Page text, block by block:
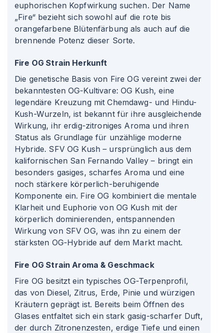
euphorischen Kopfwirkung suchen. Der Name
„Fire“ bezieht sich sowohl auf die rote bis
orangefarbene Blütenfärbung als auch auf die
brennende Potenz dieser Sorte.
Fire OG Strain Herkunft
Die genetische Basis von Fire OG vereint zwei der
bekanntesten OG-Kultivare: OG Kush, eine
legendäre Kreuzung mit Chemdawg- und Hindu-
Kush-Wurzeln, ist bekannt für ihre ausgleichende
Wirkung, ihr erdig-zitroniges Aroma und ihren
Status als Grundlage für unzählige moderne
Hybride. SFV OG Kush – ursprünglich aus dem
kalifornischen San Fernando Valley – bringt ein
besonders gasiges, scharfes Aroma und eine
noch stärkere körperlich-beruhigende
Komponente ein. Fire OG kombiniert die mentale
Klarheit und Euphorie von OG Kush mit der
körperlich dominierenden, entspannenden
Wirkung von SFV OG, was ihn zu einem der
stärksten OG-Hybride auf dem Markt macht.
Fire OG Strain Aroma & Geschmack
Fire OG besitzt ein typisches OG-Terpenprofil,
das von Diesel, Zitrus, Erde, Pinie und würzigen
Kräutern geprägt ist. Bereits beim Öffnen des
Glases entfaltet sich ein stark gasig-scharfer Duft,
der durch Zitronenzesten, erdige Tiefe und einen